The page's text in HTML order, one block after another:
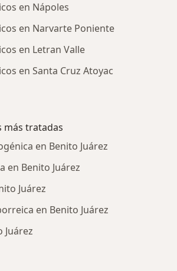
en Nápoles
en Narvarte Poniente
en Letran Valle
en Santa Cruz Atoyac
más tratadas
en Benito Juárez
en Benito Juárez
Juárez
en Benito Juárez
Juárez